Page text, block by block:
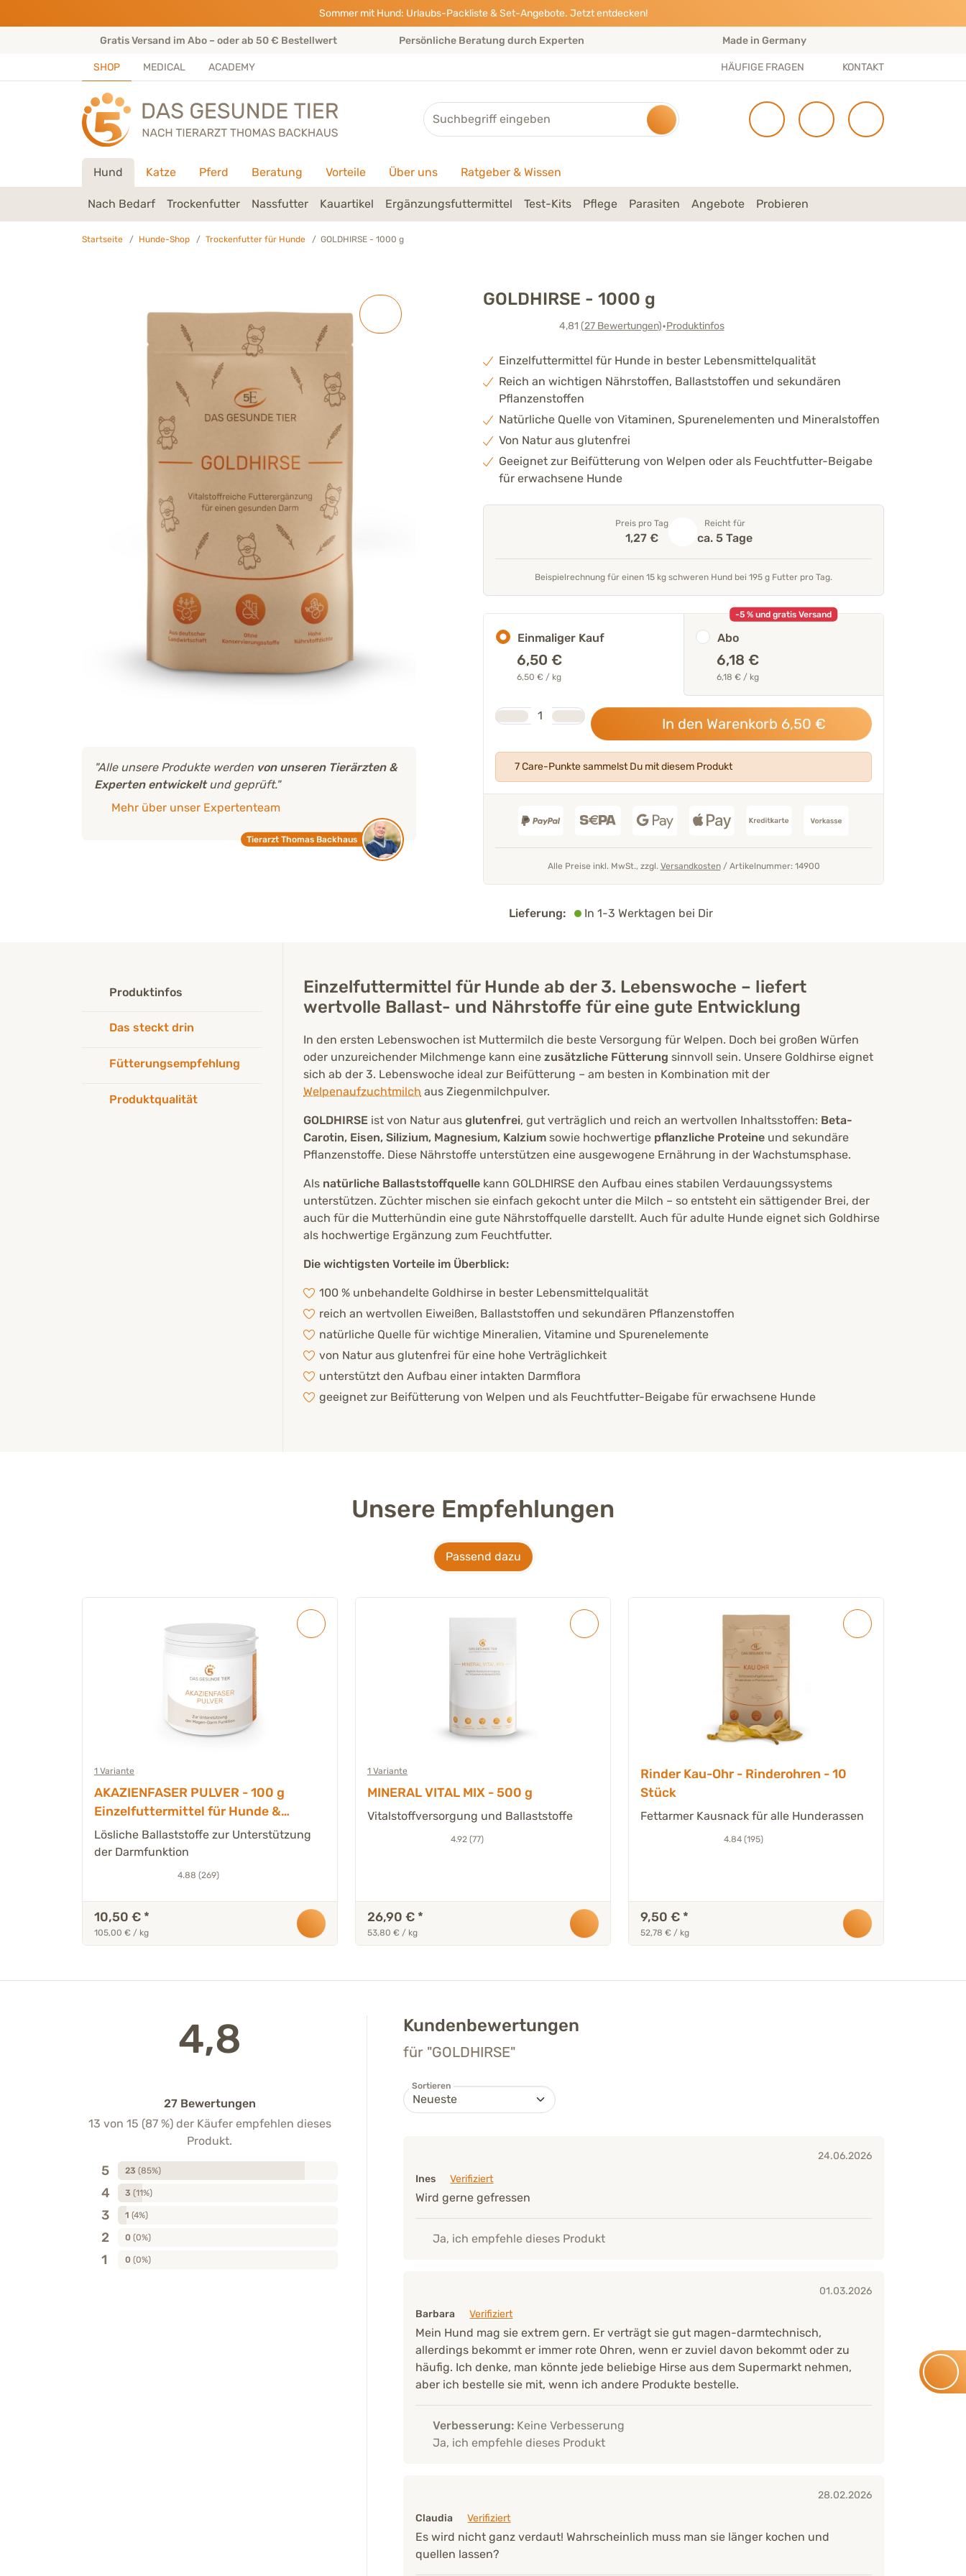
Sommer mit Hund: Urlaubs-Packliste & Set-Angebote. Jetzt entdecken!
Gratis Versand im Abo – oder ab 50 € Bestellwert Persönliche Beratung durch Experten Made in Germany
SHOP MEDICAL ACADEMY HÄUFIGE FRAGEN KONTAKT
Suche
Hund Katze Pferd Beratung Vorteile Über uns Ratgeber & Wissen
Nach Bedarf Trockenfutter Nassfutter Kauartikel Ergänzungsfuttermittel Test-Kits Pflege Parasiten Angebote Probieren
Startseite Hunde-Shop Trockenfutter für Hunde GOLDHIRSE - 1000 g
GOLDHIRSE - 1000 g
4,81 (27Bewertungen)•Produktinfos
"Alle unsere Produkte werden von unseren Tierärzten &
Experten entwickeltund geprüft."
Mehr über unser Expertenteam
Tierarzt Thomas Backhaus
Einzelfuttermittel für Hunde in bester Lebensmittelqualität
Reich an wichtigen Nährstoffen, Ballaststoffen und sekundären
Pflanzenstoffen
Natürliche Quelle von Vitaminen, Spurenelementen und Mineralstoffen
Von Natur aus glutenfrei
Geeignet zur Beifütterung von Welpen oder als Feuchtfutter-Beigabe
für erwachsene Hunde
Preis pro Tag
1,27 €
Reicht für
ca. 5 Tage
Beispielrechnung für einen 15 kg schweren Hund bei 195 g Futter pro Tag.
Einmaliger Kauf
6,50 €
6,50 € / kg
-5 % und gratis Versand
Abo
6,18 €
6,18 € / kg
Anzahl
In den Warenkorb 6,50 €
7 Care-Punkte sammelst Du mit diesem Produkt
Alle Preise inkl. MwSt., zzgl. Versandkosten/ Artikelnummer: 14900
Lieferung: In 1-3 Werktagen bei Dir
Produktinfos
Einzelfuttermittel für Hunde ab der 3. Lebenswoche – liefert
wertvolle Ballast- und Nährstoffe für eine gute Entwicklung
In den ersten Lebenswochen ist Muttermilch die beste Versorgung für Welpen. Doch bei großen Würfen
oder unzureichender Milchmenge kann eine zusätzliche Fütterung sinnvoll sein. Unsere Goldhirse eignet
sich ab der 3. Lebenswoche ideal zur Beifütterung – am besten in Kombination mit der
Welpenaufzuchtmilch aus Ziegenmilchpulver.
GOLDHIRSE ist von Natur aus glutenfrei, gut verträglich und reich an wertvollen Inhaltsstoffen: Beta-
Carotin, Eisen, Silizium, Magnesium, Kalzium sowie hochwertige pflanzliche Proteine und sekundäre
Pflanzenstoffe. Diese Nährstoffe unterstützen eine ausgewogene Ernährung in der Wachstumsphase.
Als natürliche Ballaststoffquelle kann GOLDHIRSE den Aufbau eines stabilen Verdauungssystems
unterstützen. Züchter mischen sie einfach gekocht unter die Milch – so entsteht ein sättigender Brei, der
auch für die Mutterhündin eine gute Nährstoffquelle darstellt. Auch für adulte Hunde eignet sich Goldhirse
als hochwertige Ergänzung zum Feuchtfutter.
Die wichtigsten Vorteile im Überblick:
100 % unbehandelte Goldhirse in bester Lebensmittelqualität
reich an wertvollen Eiweißen, Ballaststoffen und sekundären Pflanzenstoffen
natürliche Quelle für wichtige Mineralien, Vitamine und Spurenelemente
von Natur aus glutenfrei für eine hohe Verträglichkeit
unterstützt den Aufbau einer intakten Darmflora
geeignet zur Beifütterung von Welpen und als Feuchtfutter-Beigabe für erwachsene Hunde
Das steckt drin
Fütterungsempfehlung
Produktqualität
Unsere Empfehlungen
Passend dazu
1 Variante
AKAZIENFASER PULVER - 100 g
Einzelfuttermittel für Hunde &
Katzen
Lösliche Ballaststoffe zur Unterstützung
der Darmfunktion
4.88 (269)
10,50 € *
105,00 € / kg
1 Variante
MINERAL VITAL MIX - 500 g
Vitalstoffversorgung und Ballaststoffe
4.92 (77)
26,90 € *
53,80 € / kg
Rinder Kau-Ohr - Rinderohren - 10
Stück
Fettarmer Kausnack für alle Hunderassen
4.84 (195)
9,50 € *
52,78 € / kg
4,8
27 Bewertungen
13 von 15 (87 %) der Käufer empfehlen dieses
Produkt.
5 23 (85%)
4 3 (11%)
3 1 (4%)
2 0 (0%)
1 0 (0%)
Kundenbewertungen
für "GOLDHIRSE"
Sortieren
24.06.2026
Ines
Verifiziert
Wird gerne gefressen
Ja, ich empfehle dieses Produkt
01.03.2026
Barbara
Verifiziert
Mein Hund mag sie extrem gern. Er verträgt sie gut magen-darmtechnisch,
allerdings bekommt er immer rote Ohren, wenn er zuviel davon bekommt oder zu
häufig. Ich denke, man könnte jede beliebige Hirse aus dem Supermarkt nehmen,
aber ich bestelle sie mit, wenn ich andere Produkte bestelle.
Verbesserung:Keine Verbesserung
Ja, ich empfehle dieses Produkt
28.02.2026
Claudia
Verifiziert
Es wird nicht ganz verdaut! Wahrscheinlich muss man sie länger kochen und
quellen lassen?